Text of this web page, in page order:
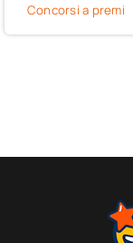
Concorsi a premi